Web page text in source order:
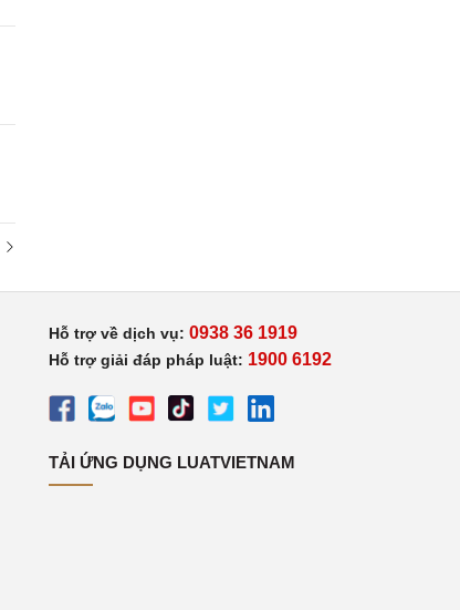
Hỗ trợ về dịch vụ: 0938 36 1919
Hỗ trợ giải đáp pháp luật: 1900 6192
TẢI ỨNG DỤNG LUATVIETNAM